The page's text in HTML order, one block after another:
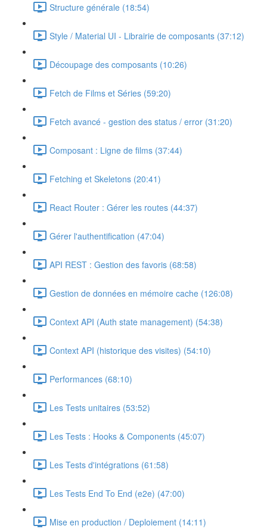
Structure générale (18:54)
Style / Material UI - Librairie de composants (37:12)
Découpage des composants (10:26)
Fetch de Films et Séries (59:20)
Fetch avancé - gestion des status / error (31:20)
Composant : Ligne de films (37:44)
Fetching et Skeletons (20:41)
React Router : Gérer les routes (44:37)
Gérer l'authentification (47:04)
API REST : Gestion des favoris (68:58)
Gestion de données en mémoire cache (126:08)
Context API (Auth state management) (54:38)
Context API (historique des visites) (54:10)
Performances (68:10)
Les Tests unitaires (53:52)
Les Tests : Hooks & Components (45:07)
Les Tests d'intégrations (61:58)
Les Tests End To End (e2e) (47:00)
Mise en production / Deploiement (14:11)